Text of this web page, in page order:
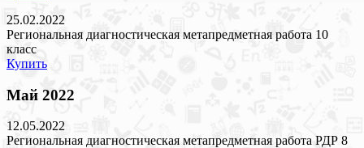
25.02.2022
Региональная диагностическая метапредметная работа 10
класс
Купить
Май 2022
12.05.2022
Региональная диагностическая метапредметная работа РДР 8